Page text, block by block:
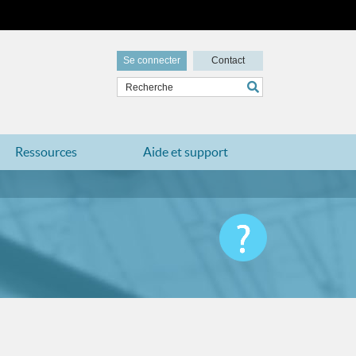
Se connecter Contact
Ressources Aide et support